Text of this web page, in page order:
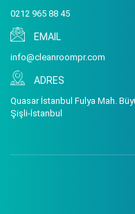
0212 965 88 45
EMAIL
info@cleanroompr.com
ADRES
Quasar İstanbul Fulya Mah.
Şişli-İstanbul